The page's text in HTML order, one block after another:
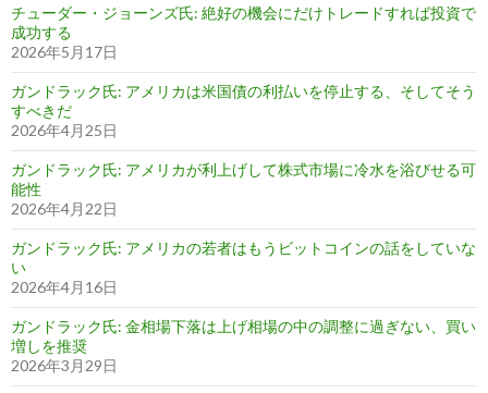
チューダー・ジョーンズ氏: 絶好の機会にだけトレードすれば投資で
成功する
2026年5月17日
ガンドラック氏: アメリカは米国債の利払いを停止する、そしてそう
すべきだ
2026年4月25日
ガンドラック氏: アメリカが利上げして株式市場に冷水を浴びせる可
能性
2026年4月22日
ガンドラック氏: アメリカの若者はもうビットコインの話をしていな
い
2026年4月16日
ガンドラック氏: 金相場下落は上げ相場の中の調整に過ぎない、買い
増しを推奨
2026年3月29日